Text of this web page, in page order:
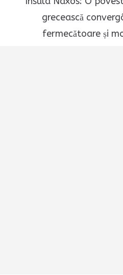
grecească
fermecătoare și